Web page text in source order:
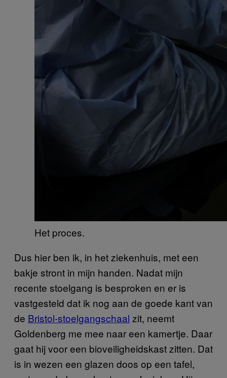
Het proces.
Dus hier ben ik, in het ziekenhuis, met een
bakje stront in mijn handen. Nadat mijn
recente stoelgang is besproken en er is
vastgesteld dat ik nog aan de goede kant van
de Bristol-stoelgangschaal zit, neemt
Goldenberg me mee naar een kamertje. Daar
gaat hij voor een bioveiligheidskast zitten. Dat
is in wezen een glazen doos op een tafel,